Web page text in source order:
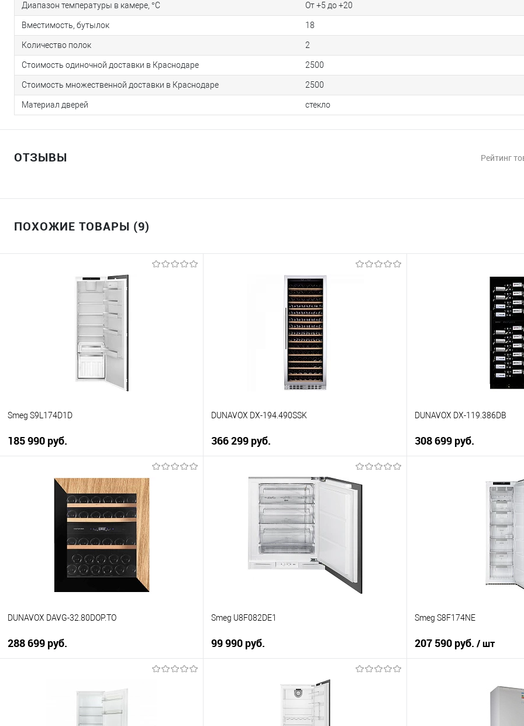
Диапазон температуры в камере, °С От +5 до +20
Вместимость, бутылок 18
Количество полок 2
Стоимость одиночной доставки в Краснодаре 2500
Стоимость множественной доставки в Краснодаре 2500
Материал дверей стекло
ОТЗЫВЫ Рейтинг
ПОХОЖИЕ ТОВАРЫ (9)
Smeg S9L174D1D
185 990 руб.
Купить в 1 клик
DUNAVOX DX-194.490SSK
366 299 руб.
Купить в 1 клик
К сравнению
В избранное
DUNAVOX DX-119.386DB
308 699 руб.
DUNAVOX DAVG-32.80DOP.TO
288 699 руб.
Smeg U8F082DE1
99 990 руб.
Smeg S8F174NE
207 590 руб. / шт